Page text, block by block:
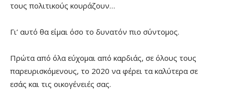
τους πολιτικούς κουράζουν…
Γι’ αυτό θα είμαι όσο το δυνατόν πιο σύντομος.
Πρώτα από όλα εύχομαι από καρδιάς, σε όλους τους
παρευρισκόμενους, το 2020 να φέρει τα καλύτερα σε
εσάς και τις οικογένειές σας.